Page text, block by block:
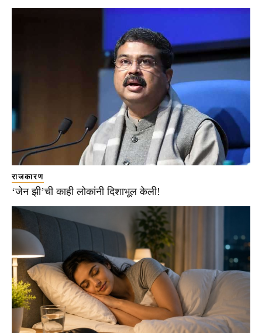
राजकारण
‘जेन झी’ची काही लोकांनी दिशाभूल केली!